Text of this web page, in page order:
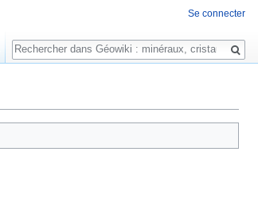
Se connecter
Rechercher